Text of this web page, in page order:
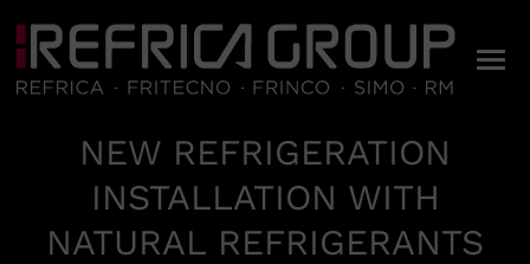
NEW REFRIGERATION
INSTALLATION WITH
NATURAL REFRIGERANTS
Vous êtes ici :